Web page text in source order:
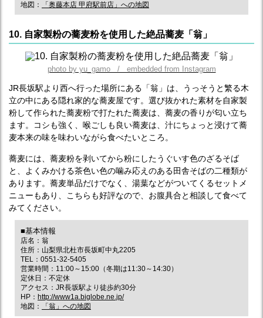
地図：
「奥藤本店 甲府駅前店」への地図
10. 自家製粉の蕎麦粉を使用した絶品蕎麦「翁」
photo by yu_gamo / embedded from Instagram
JR長坂駅より西へ行った場所にある「翁」は、うっそうと繁る木
立の中にある隠れ家的な蕎麦屋です。選び抜かれた素材を自家製
粉して作られた蕎麦粉で打たれた蕎麦は、蕎麦の香りが匂い立ち
ます。コシも強く、喉ごしも良い蕎麦は、汁にちょっと浸けて蕎
麦本来の味を味わいながら食べたいところ。
蕎麦には、蕎麦粉を剥いてから粉にしたうぐいす色のざるそば
と、よくみかける茶色い色の噛み応えのある田舎そばの二種類が
あります。蕎麦単品だけでなく、湯葉などがついてくるセットメ
ニューもあり、こちらも好評なので、お腹具合と相談して食べて
みてください。
■基本情報
店名：翁
住所：山梨県北杜市長坂町中丸2205
TEL：0551-32-5405
営業時間：11:00～15:00（冬期は11:30～14:30）
定休日：不定休
アクセス：JR長坂駅より徒歩約30分
HP： http://www1a.biglobe.ne.jp/
地図：
「翁」への地図